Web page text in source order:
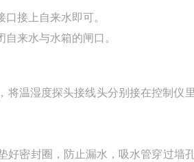
接上自来水即可。
来水与水箱的闸口。
将温湿度探头接线头分别接在控制仪
好密封圈，防止漏水，吸水管穿过墙